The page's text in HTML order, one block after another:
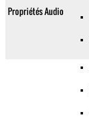
Propriétés Audio